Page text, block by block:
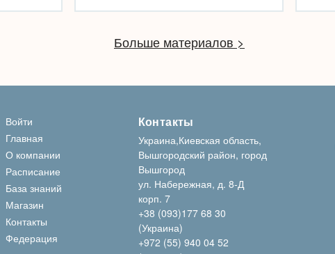
Больше материалов >
Войти
Главная
О компании
Расписание
База знаний
Магазин
Контакты
Федерация
Контакты
Украина,Киевская область,
Вышгородский район, город
Вышгород
ул. Набережная, д. 8-Д
корп. 7
+38 (093)177 68 30
(Украина)
+972 (55) 940 04 52